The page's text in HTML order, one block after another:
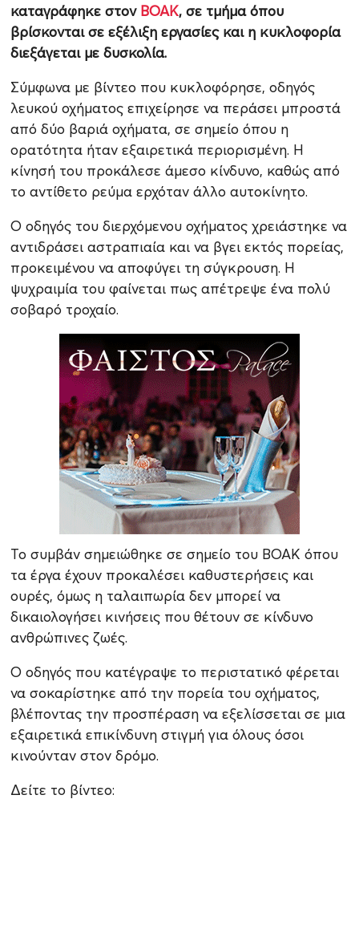
καταγράφηκε στον ΒΟΑΚ, σε τμήμα όπου
βρίσκονται σε εξέλιξη εργασίες και η κυκλοφορία
διεξάγεται με δυσκολία.
Σύμφωνα με βίντεο που κυκλοφόρησε, οδηγός
λευκού οχήματος επιχείρησε να περάσει μπροστά
από δύο βαριά οχήματα, σε σημείο όπου η
ορατότητα ήταν εξαιρετικά περιορισμένη. Η
κίνησή του προκάλεσε άμεσο κίνδυνο, καθώς από
το αντίθετο ρεύμα ερχόταν άλλο αυτοκίνητο.
Ο οδηγός του διερχόμενου οχήματος χρειάστηκε να
αντιδράσει αστραπιαία και να βγει εκτός πορείας,
προκειμένου να αποφύγει τη σύγκρουση. Η
ψυχραιμία του φαίνεται πως απέτρεψε ένα πολύ
σοβαρό τροχαίο.
Το συμβάν σημειώθηκε σε σημείο του ΒΟΑΚ όπου
τα έργα έχουν προκαλέσει καθυστερήσεις και
ουρές, όμως η ταλαιπωρία δεν μπορεί να
δικαιολογήσει κινήσεις που θέτουν σε κίνδυνο
ανθρώπινες ζωές.
Ο οδηγός που κατέγραψε το περιστατικό φέρεται
να σοκαρίστηκε από την πορεία του οχήματος,
βλέποντας την προσπέραση να εξελίσσεται σε μια
εξαιρετικά επικίνδυνη στιγμή για όλους όσοι
κινούνταν στον δρόμο.
Δείτε το βίντεο: